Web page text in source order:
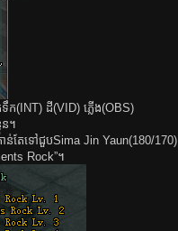
(INT) ដី(VID) ភ្លើង(OBS)
ន។
ាន់តែទៅជួបSima Jin Yaun(180/170)
Rock”។